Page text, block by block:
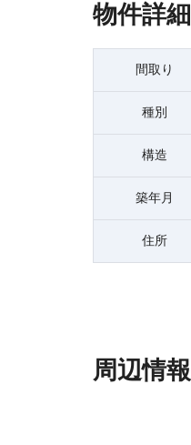
物件詳細
間取り
種別
構造
築年月
住所
周辺情報